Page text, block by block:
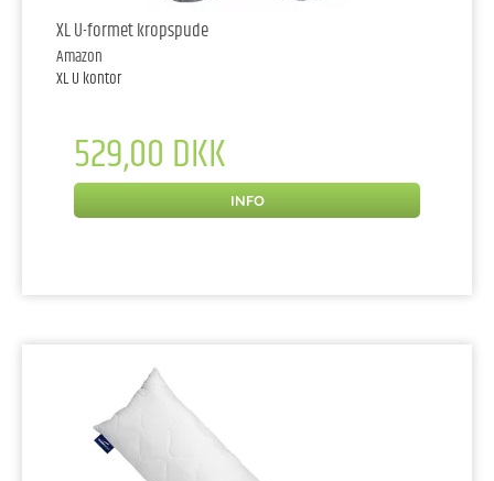
XL U-formet kropspude
Amazon
XL U kontor
529,00 DKK
INFO